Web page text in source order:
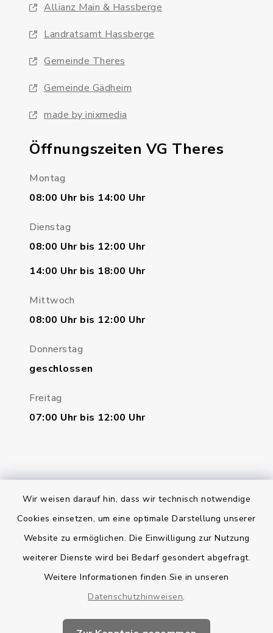
Wir weisen darauf hin, dass wir technisch notwendige
Cookies einsetzen, um eine optimale Darstellung unserer
Website zu ermöglichen. Die Einwilligung zur Nutzung
weiterer Dienste wird bei Bedarf gesondert abgefragt.
Weitere Informationen finden Sie in unseren
Datenschutzhinweisen.
Allianz Main & Hassberge
Landratsamt Hassberge
Gemeinde Theres
Gemeinde Gädheim
made by inixmedia
Öffnungszeiten VG Theres
Montag
08:00 Uhr bis 14:00 Uhr
Dienstag
08:00 Uhr bis 12:00 Uhr
14:00 Uhr bis 18:00 Uhr
Mittwoch
08:00 Uhr bis 12:00 Uhr
Donnerstag
geschlossen
Freitag
07:00 Uhr bis 12:00 Uhr
Bankverbindung
Barrierefreiheit